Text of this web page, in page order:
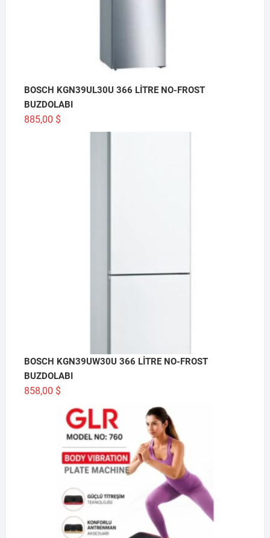
BOSCH KGN39UL30U 366 LİTRE NO-FROST
BUZDOLABI
885,00 $
BOSCH KGN39UW30U 366 LİTRE NO-FROST
BUZDOLABI
858,00 $